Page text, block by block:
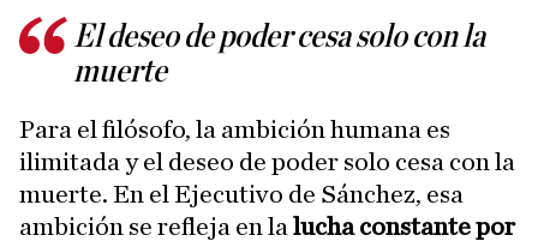
El deseo de poder cesa solo con la
muerte
Para el filósofo, la ambición humana es
ilimitada y el deseo de poder solo cesa con la
muerte. En el Ejecutivo de Sánchez, esa
ambición se refleja en la lucha constante por